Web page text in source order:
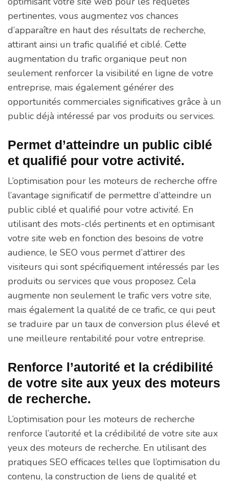
pertinentes, vous augmentez vos chances
d’apparaître en haut des résultats de recherche,
attirant ainsi un trafic qualifié et ciblé. Cette
augmentation du trafic organique peut non
seulement renforcer la visibilité en ligne de votre
entreprise, mais également générer des
opportunités commerciales significatives grâce à un
public déjà intéressé par vos produits ou services.
Permet d’atteindre un public ciblé
et qualifié pour votre activité.
L’optimisation pour les moteurs de recherche offre
l’avantage significatif de permettre d’atteindre un
public ciblé et qualifié pour votre activité. En
utilisant des mots-clés pertinents et en optimisant
votre site web en fonction des besoins de votre
audience, le SEO vous permet d’attirer des
visiteurs qui sont spécifiquement intéressés par les
produits ou services que vous proposez. Cela
augmente non seulement le trafic vers votre site,
mais également la qualité de ce trafic, ce qui peut
se traduire par un taux de conversion plus élevé et
une meilleure rentabilité pour votre entreprise.
Renforce l’autorité et la crédibilité
de votre site aux yeux des moteurs
de recherche.
L’optimisation pour les moteurs de recherche
renforce l’autorité et la crédibilité de votre site aux
yeux des moteurs de recherche. En utilisant des
pratiques SEO efficaces telles que l’optimisation du
contenu, la construction de liens de qualité et